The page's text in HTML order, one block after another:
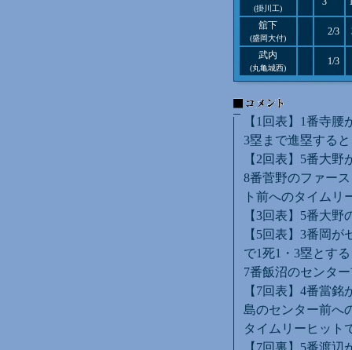
(掛川工)
舘下
(盛岡大付)
2/3
武内
(丸亀城西)
1/3
【1回表】1番寺
3塁まで進塁する
【2回表】5番大
8番菅野のファー
ト前へのタイムリ
【3回表】5番大
【5回表】3番岡
で1死1・3塁とす
7番飯沼のセンタ
【7回表】4番當
島のセンター前へ
タイムリーヒット